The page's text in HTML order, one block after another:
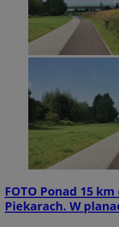
FOTO Ponad 15
Piekarach. W